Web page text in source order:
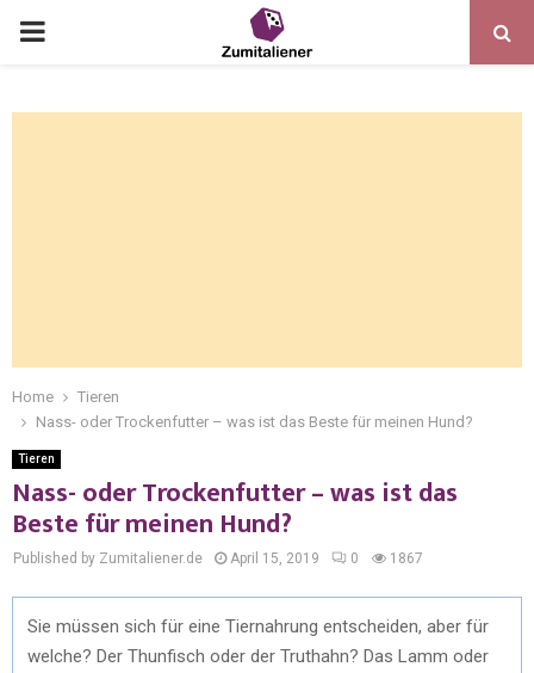
Home
Tieren
Nass- oder Trockenfutter – was ist das Beste für meinen Hund?
Tieren
Nass- oder Trockenfutter – was ist das
Beste für meinen Hund?
Published by Zumitaliener.de April 15, 2019 0 1867
Sie müssen sich für eine Tiernahrung entscheiden, aber für
welche? Der Thunfisch oder der Truthahn? Das Lamm oder